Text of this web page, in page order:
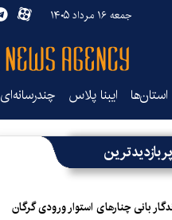
جمعه ۱۶ مرداد ۱۴۰۵
استان‌ها ایبنا پلاس چندرسانه‌ای
پربازدیدترین
بانی چنارهای استوار ورودی گرگان